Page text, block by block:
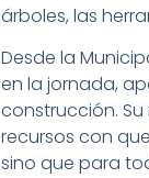
árboles, las
Desde la
en la jornada,
construcción.
recursos con
sino que para